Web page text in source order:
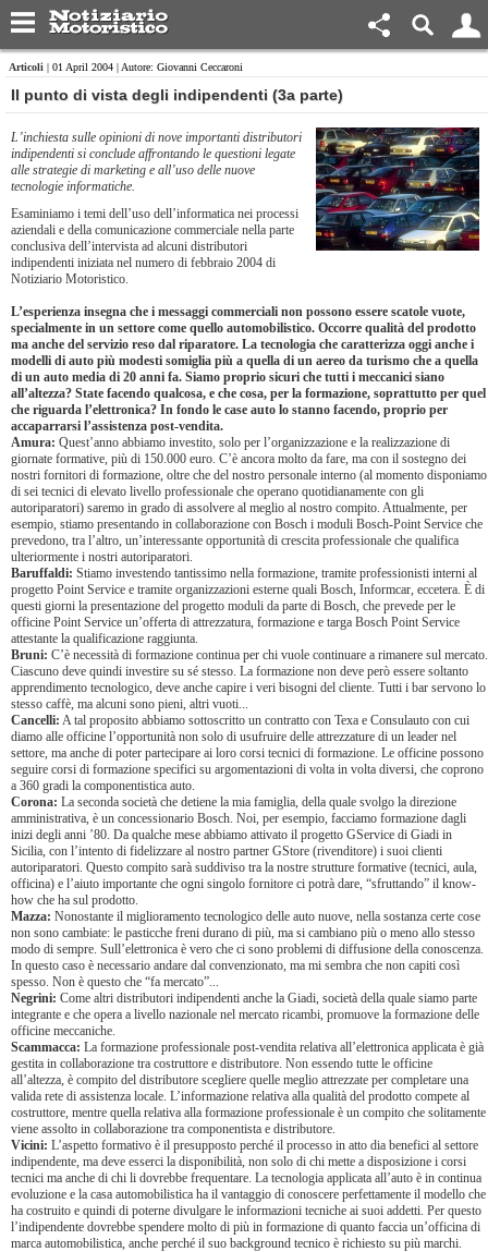
Articoli | 01 April 2004 | Autore: Giovanni Ceccaroni
Il punto di vista degli indipendenti (3a parte)
L’inchiesta sulle opinioni di nove importanti distributori
indipendenti si conclude affrontando le questioni legate
alle strategie di marketing e all’uso delle nuove
tecnologie informatiche.
Esaminiamo i temi dell’uso dell’informatica nei processi
aziendali e della comunicazione commerciale nella parte
conclusiva dell’intervista ad alcuni distributori
indipendenti iniziata nel numero di febbraio 2004 di
Notiziario Motoristico.
L’esperienza insegna che i messaggi commerciali non possono essere scatole vuote,
specialmente in un settore come quello automobilistico. Occorre qualità del prodotto
ma anche del servizio reso dal riparatore. La tecnologia che caratterizza oggi anche i
modelli di auto più modesti somiglia più a quella di un aereo da turismo che a quella
di un auto media di 20 anni fa. Siamo proprio sicuri che tutti i meccanici siano
all’altezza? State facendo qualcosa, e che cosa, per la formazione, soprattutto per quel
che riguarda l’elettronica? In fondo le case auto lo stanno facendo, proprio per
accaparrarsi l’assistenza post-vendita.
Amura: Quest’anno abbiamo investito, solo per l’organizzazione e la realizzazione di
giornate formative, più di 150.000 euro. C’è ancora molto da fare, ma con il sostegno dei
nostri fornitori di formazione, oltre che del nostro personale interno (al momento disponiamo
di sei tecnici di elevato livello professionale che operano quotidianamente con gli
autoriparatori) saremo in grado di assolvere al meglio al nostro compito. Attualmente, per
esempio, stiamo presentando in collaborazione con Bosch i moduli Bosch-Point Service che
prevedono, tra l’altro, un’interessante opportunità di crescita professionale che qualifica
ulteriormente i nostri autoriparatori.
Baruffaldi: Stiamo investendo tantissimo nella formazione, tramite professionisti interni al
progetto Point Service e tramite organizzazioni esterne quali Bosch, Informcar, eccetera. È di
questi giorni la presentazione del progetto moduli da parte di Bosch, che prevede per le
officine Point Service un’offerta di attrezzatura, formazione e targa Bosch Point Service
attestante la qualificazione raggiunta.
Bruni: C’è necessità di formazione continua per chi vuole continuare a rimanere sul mercato.
Ciascuno deve quindi investire su sé stesso. La formazione non deve però essere soltanto
apprendimento tecnologico, deve anche capire i veri bisogni del cliente. Tutti i bar servono lo
stesso caffè, ma alcuni sono pieni, altri vuoti...
Cancelli: A tal proposito abbiamo sottoscritto un contratto con Texa e Consulauto con cui
diamo alle officine l’opportunità non solo di usufruire delle attrezzature di un leader nel
settore, ma anche di poter partecipare ai loro corsi tecnici di formazione. Le officine possono
seguire corsi di formazione specifici su argomentazioni di volta in volta diversi, che coprono
a 360 gradi la componentistica auto.
Corona: La seconda società che detiene la mia famiglia, della quale svolgo la direzione
amministrativa, è un concessionario Bosch. Noi, per esempio, facciamo formazione dagli
inizi degli anni ’80. Da qualche mese abbiamo attivato il progetto GService di Giadi in
Sicilia, con l’intento di fidelizzare al nostro partner GStore (rivenditore) i suoi clienti
autoriparatori. Questo compito sarà suddiviso tra la nostre strutture formative (tecnici, aula,
officina) e l’aiuto importante che ogni singolo fornitore ci potrà dare, “sfruttando” il know-
how che ha sul prodotto.
Mazza: Nonostante il miglioramento tecnologico delle auto nuove, nella sostanza certe cose
non sono cambiate: le pasticche freni durano di più, ma si cambiano più o meno allo stesso
modo di sempre. Sull’elettronica è vero che ci sono problemi di diffusione della conoscenza.
In questo caso è necessario andare dal convenzionato, ma mi sembra che non capiti così
spesso. Non è questo che “fa mercato”...
Negrini: Come altri distributori indipendenti anche la Giadi, società della quale siamo parte
integrante e che opera a livello nazionale nel mercato ricambi, promuove la formazione delle
officine meccaniche.
Scammacca: La formazione professionale post-vendita relativa all’elettronica applicata è già
gestita in collaborazione tra costruttore e distributore. Non essendo tutte le officine
all’altezza, è compito del distributore scegliere quelle meglio attrezzate per completare una
valida rete di assistenza locale. L’informazione relativa alla qualità del prodotto compete al
costruttore, mentre quella relativa alla formazione professionale è un compito che solitamente
viene assolto in collaborazione tra componentista e distributore.
Vicini: L’aspetto formativo è il presupposto perché il processo in atto dia benefici al settore
indipendente, ma deve esserci la disponibilità, non solo di chi mette a disposizione i corsi
tecnici ma anche di chi li dovrebbe frequentare. La tecnologia applicata all’auto è in continua
evoluzione e la casa automobilistica ha il vantaggio di conoscere perfettamente il modello che
ha costruito e quindi di poterne divulgare le informazioni tecniche ai suoi addetti. Per questo
l’indipendente dovrebbe spendere molto di più in formazione di quanto faccia un’officina di
marca automobilistica, anche perché il suo background tecnico è richiesto su più marchi.